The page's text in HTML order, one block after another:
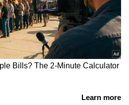
കൃഷ്ണൻ്റെ
ചർച്ചയിൽ
ഉദ്യോഗസ്ഥയെ